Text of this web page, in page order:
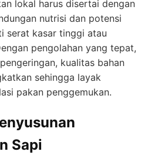
lokal harus disertai dengan
nutrisi dan potensi
serat kasar tinggi atau
pengolahan yang tepat,
kualitas bahan
sehingga layak
pakan penggemukan.
Sapi